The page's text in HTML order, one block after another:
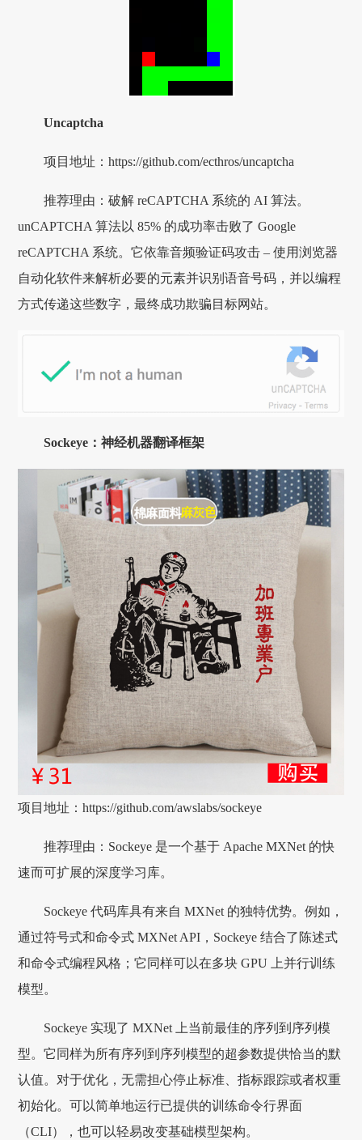
Uncaptcha
项目地址：https://github.com/ecthros/uncaptcha
推荐理由：破解 reCAPTCHA 系统的 AI 算法。
unCAPTCHA 算法以 85% 的成功率击败了 Google
reCAPTCHA 系统。它依靠音频验证码攻击 – 使用浏览器
自动化软件来解析必要的元素并识别语音号码，并以编程
方式传递这些数字，最终成功欺骗目标网站。
Sockeye：神经机器翻译框架
项目地址：https://github.com/awslabs/sockeye
推荐理由：Sockeye 是一个基于 Apache MXNet 的快
速而可扩展的深度学习库。
Sockeye 代码库具有来自 MXNet 的独特优势。例如，
通过符号式和命令式 MXNet API，Sockeye 结合了陈述式
和命令式编程风格；它同样可以在多块 GPU 上并行训练
模型。
Sockeye 实现了 MXNet 上当前最佳的序列到序列模
型。它同样为所有序列到序列模型的超参数提供恰当的默
认值。对于优化，无需担心停止标准、指标跟踪或者权重
初始化。可以简单地运行已提供的训练命令行界面
（CLI），也可以轻易改变基础模型架构。